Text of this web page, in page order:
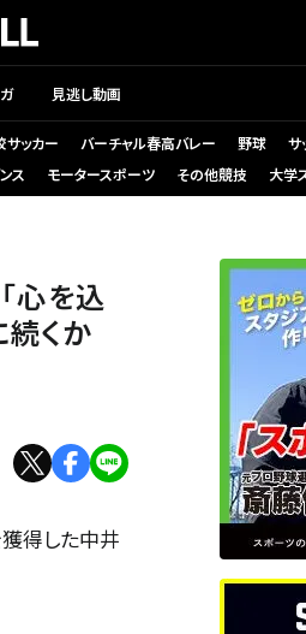
見逃し動画
サッカー バーチャル春高バレー 野球 サ
ス モータースポーツ その他競技 大学
心を込
くか
獲得した中井